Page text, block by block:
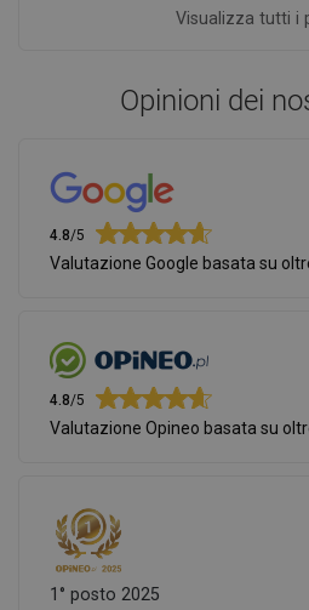
Visualizza tutti i
Opinioni dei
4.8/5
Valutazione Google basata su
4.8/5
Valutazione Opineo basata su
1° posto 2025